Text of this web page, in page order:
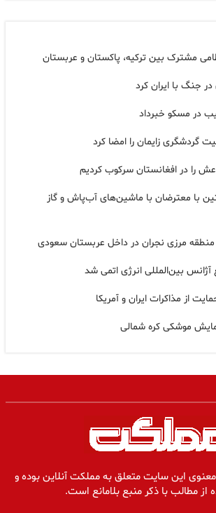
مشترک بین ترکیه، پاکستان و عربستان
در جنگ با ایران کرد
در مسکو خبرداد
گردشگری زایمان را امضا کرد
را در افغانستان سرکوب کردیم
با معترضان با ماشین‌های آب‌پاش و گاز
مرزی نجران در داخل عربستان سعودی
آژانس بین‌المللی انرژی اتمی شد
از مذاکرات ایران و آمریکا
موشکی کره شمالی
این سایت متعلق به مملکت آنلاین بوده و
از مطالب با ذکر منبع بلامانع است.